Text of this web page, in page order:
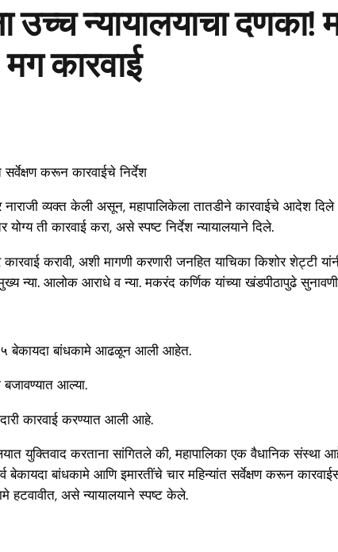
उच्च न्यायालयाचा दणका!
कारवाई
करून कारवाईचे निर्देश
व्यक्त केली असून, महापालिकेला तातडीने कारवाईचे आदेश दिले
ती कारवाई करा, असे स्पष्ट निर्देश न्यायालयाने दिले.
कारवाई करावी, अशी मागणी करणारी जनहित याचिका किशोर
न्या. आलोक आराधे व न्या. मकरंद कर्णिक यांच्या खंडपीठापुढे सुनावणी
बेकायदा बांधकामे आढळून आली आहेत.
आल्या.
कारवाई करण्यात आली आहे.
युक्तिवाद करताना सांगितले की, महापालिका एक वैधानिक संस्था
बांधकामे आणि इमारतींचे चार महिन्यांत सर्वेक्षण करून
हटवावीत, असे न्यायालयाने स्पष्ट केले.